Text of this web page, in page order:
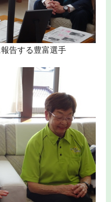
告する豊富選手